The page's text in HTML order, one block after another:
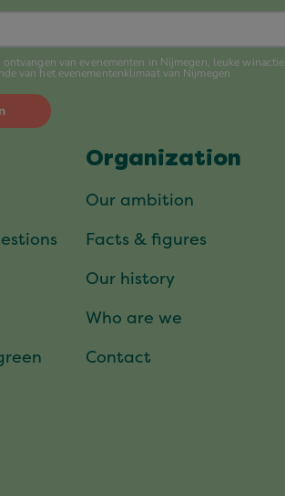
Organization
Our ambition
Facts & figures
Our history
Who are we
Contact